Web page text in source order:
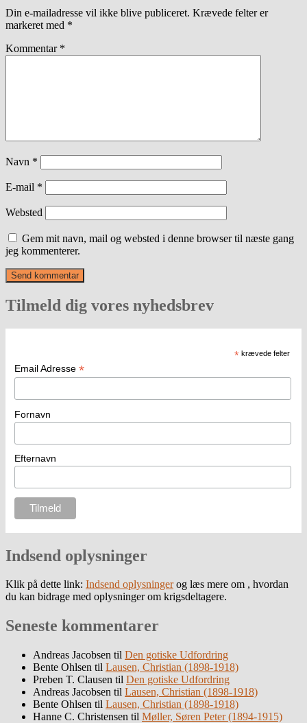
Din e-mailadresse vil ikke blive publiceret. Krævede felter er
markeret med *
Kommentar *
Navn *
E-mail *
Websted
Gem mit navn, mail og websted i denne browser til næste gang
jeg kommenterer.
Tilmeld dig vores nyhedsbrev
* krævede felter
Email Adresse *
Fornavn
Efternavn
Indsend oplysninger
Klik på dette link: Indsend oplysningerog læs mere om , hvordan
du kan bidrage med oplysninger om krigsdeltagere.
Seneste kommentarer
Andreas Jacobsen til Den gotiske Udfordring
Bente Ohlsen til Lausen, Christian (1898-1918)
Preben T. Clausen til Den gotiske Udfordring
Andreas Jacobsen til Lausen, Christian (1898-1918)
Bente Ohlsen til Lausen, Christian (1898-1918)
Hanne C. Christensen til Møller, Søren Peter (1894-1915)